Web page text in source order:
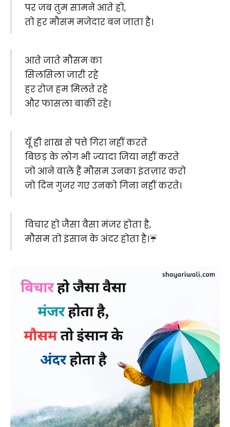
पर जब तुम सामने आते हो,
तो हर मौसम मजेदार बन जाता है।
आते जाते मौसम का
सिलसिला जारी रहे
हर रोज हम मिलते रहे
और फासला बाक़ी रहे।
यूँ ही शाख से पत्ते गिरा नहीं करते
बिछड़ के लोग भी ज्यादा जिया नहीं करते
जो आने वाले हैं मौसम उनका इंतज़ार करो
जो दिन गुजर गए उनको गिना नहीं करते।
विचार हो जैसा वैसा मंजर होता है,
मौसम तो इंसान के अंदर होता है।☔